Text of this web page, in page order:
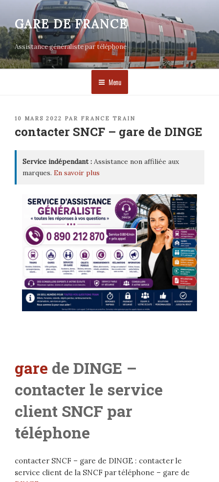
contenu
principal
GARE DE FRANCE
Assistance généraliste par téléphone
Menu
PUBLIÉ
10 MARS 2022 PAR FRANCE TRAIN
contacter SNCF – gare de DINGE
Service indépendant : Assistance non affiliée aux
marques. En savoir plus
gare de DINGE –
contacter le service
client SNCF par
téléphone
contacter SNCF – gare de DINGE : contacter le
service client de la SNCF par téléphone – gare de